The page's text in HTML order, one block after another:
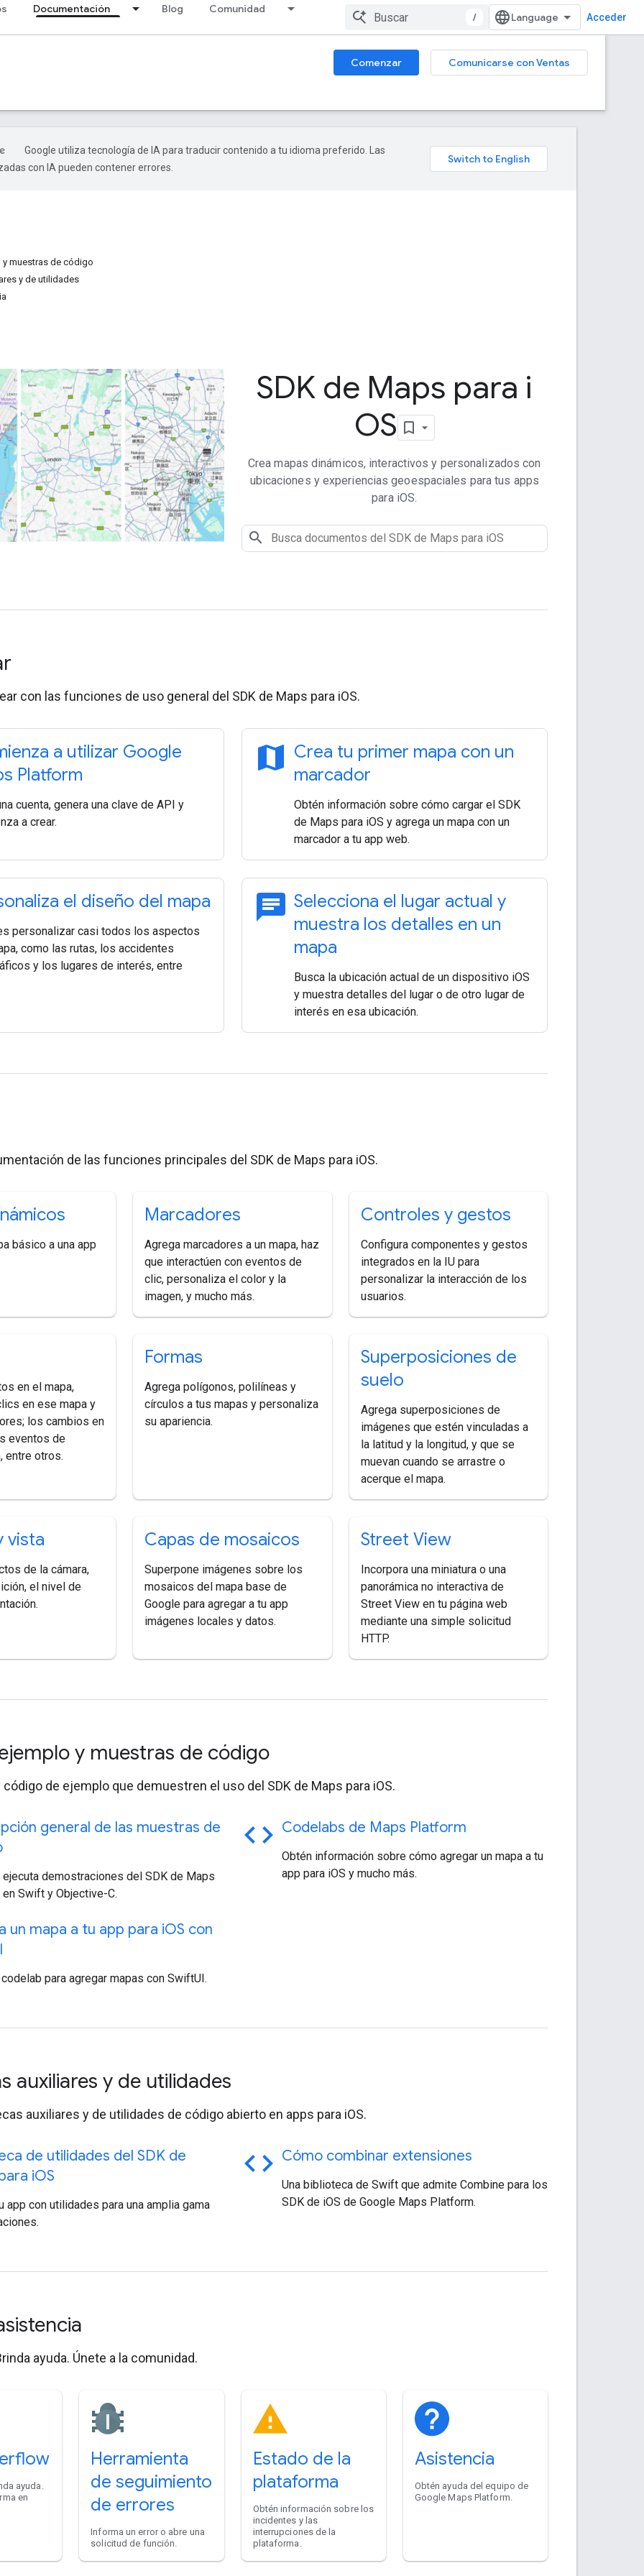
Documentación Blog Comunidad
/ Acceder
Comenzar
Comunicarse con Ventas
Google utiliza tecnología de IA para traducir contenido a tu idioma preferido. Las
con IA pueden contener errores.
y muestras de código
y de utilidades
SDK de Maps para i
OS
Crea mapas dinámicos, interactivos y personalizados con
ubicaciones y experiencias geoespaciales para tus apps
para iOS.
con las funciones de uso general del SDK de Maps para iOS.
a utilizar Google
Platform
cuenta, genera una clave de API y
a crear.
map Crea tu primer mapa con un
marcador
Obtén información sobre cómo cargar el SDK
de Maps para iOS y agrega un mapa con un
marcador a tu app web.
el diseño del mapa
personalizar casi todos los aspectos
como las rutas, los accidentes
y los lugares de interés, entre
chat Selecciona el lugar actual y
muestra los detalles en un
mapa
Busca la ubicación actual de un dispositivo iOS
y muestra detalles del lugar o de otro lugar de
interés en esa ubicación.
de las funciones principales del SDK de Maps para iOS.
básico a una app
Marcadores
Agrega marcadores a un mapa, haz
que interactúen con eventos de
clic, personaliza el color y la
imagen, y mucho más.
Controles y gestos
Configura componentes y gestos
integrados en la IU para
personalizar la interacción de los
usuarios.
en el mapa,
en ese mapa y
los cambios en
eventos de
entre otros.
Formas
Agrega polígonos, polilíneas y
círculos a tus mapas y personaliza
su apariencia.
Superposiciones de
suelo
Agrega superposiciones de
imágenes que estén vinculadas a
la latitud y la longitud, y que se
muevan cuando se arrastre o
acerque el mapa.
vista
de la cámara,
el nivel de
Capas de mosaicos
Superpone imágenes sobre los
mosaicos del mapa base de
Google para agregar a tu app
imágenes locales y datos.
Street View
Incorpora una miniatura o una
panorámica no interactiva de
Street View en tu página web
mediante una simple solicitud
HTTP.
ejemplo y muestras de código
código de ejemplo que demuestren el uso del SDK de Maps para iOS.
general de las muestras de
ejecuta demostraciones del SDK de Maps
en Swift y Objective-C.
code Codelabs de Maps Platform
Obtén información sobre cómo agregar un mapa a tu
app para iOS y mucho más.
un mapa a tu app para iOS con
para agregar mapas con SwiftUI.
auxiliares y de utilidades
auxiliares y de utilidades de código abierto en apps para iOS.
de utilidades del SDK de
iOS
app con utilidades para una amplia gama
code Cómo combinar extensiones
Una biblioteca de Swift que admite Combine para los
SDK de iOS de Google Maps Platform.
ayuda. Únete a la comunidad.
ayuda.
en
Herramienta
de seguimiento
de errores
Informa un error o abre una
solicitud de función.
Estado de la
plataforma
Obtén información sobre los
incidentes y las
interrupciones de la
plataforma.
Asistencia
Obtén ayuda del equipo de
Google Maps Platform.